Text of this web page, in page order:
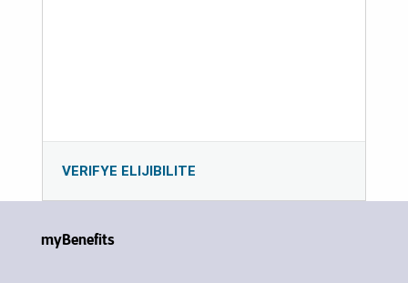
VERIFYE ELIJIBILITE
myBenefits